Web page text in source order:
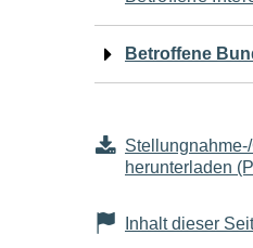
Betroffene
herunterladen
Inhalt dieser